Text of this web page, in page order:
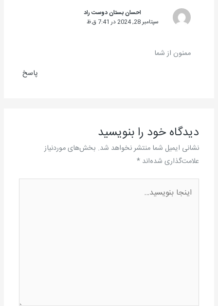
احسان بستان دوست راد
سپتامبر 28, 2024 در 7:41 ق.ظ
ممنون از شما
پاسخ
دیدگاه‌ خود را بنویسید
نشانی ایمیل شما منتشر نخواهد شد. بخش‌های موردنیاز
علامت‌گذاری شده‌اند*
بنویسید…